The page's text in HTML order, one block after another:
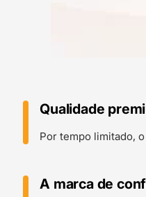
Qualidade
Por tempo limitado,
A marca de